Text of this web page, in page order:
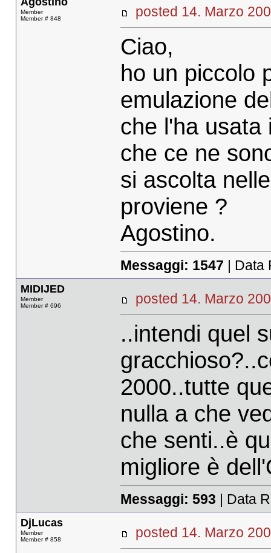
Member
Member # 848
posted 14. Marzo
Ciao,
ho un piccolo
emulazione
che l'ha usata
che ce ne
si ascolta
proviene ?
Agostino.
Messaggi: 1547 | Data
MIDIJED
Member
Member # 696
posted 14. Marzo
..intendi quel
2000..tutte
nulla a che
che senti..è
migliore è
Messaggi: 593 | Data
DjLucas
Member
Member # 858
posted 14. Marzo